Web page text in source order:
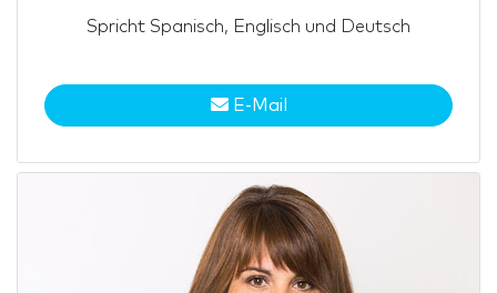
Spricht Spanisch, Englisch und Deutsch
E-Mail